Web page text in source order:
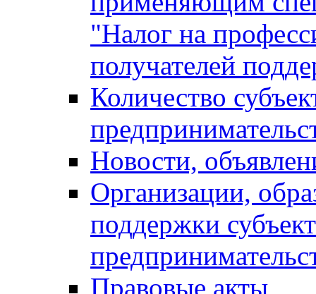
"Налог на
получателей
Количество
Новости,
Организации,
поддержки
Правовые акты